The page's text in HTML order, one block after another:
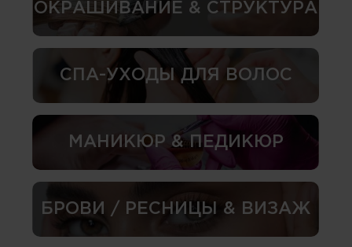
ОКРАШИВАНИЕ & СТРУКТУРА
СПА-УХОДЫ ДЛЯ ВОЛОС
МАНИКЮР & ПЕДИКЮР
БРОВИ / РЕСНИЦЫ & ВИЗАЖ